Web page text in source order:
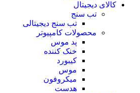
کالای دیجیتال
تب سنج
تب سنج دیجیتالی
محصولات کامپیوتر
پد موس
خنک کننده
کیبورد
موس
میکروفون
هدست